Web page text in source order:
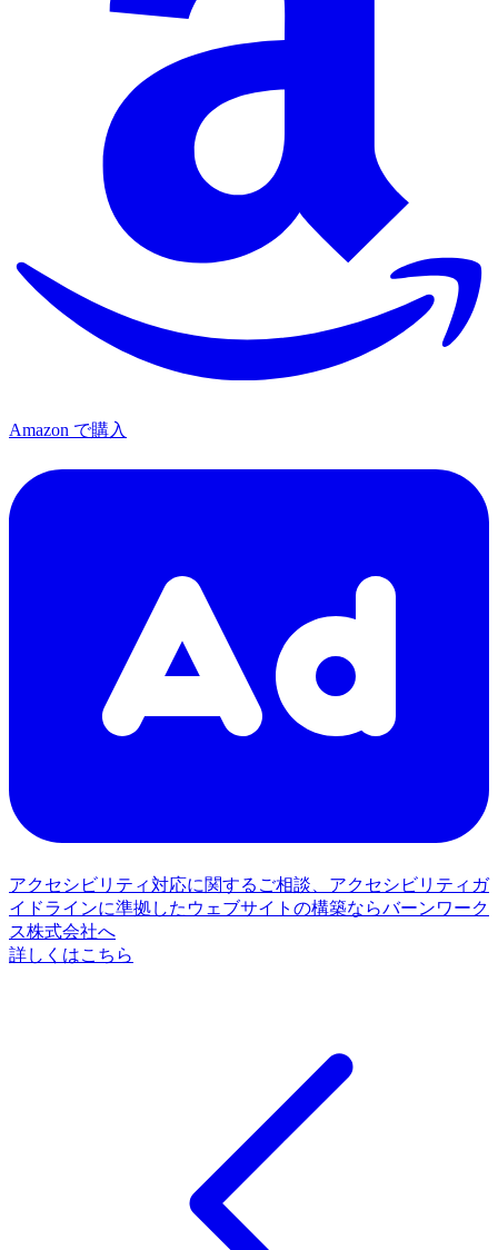
Amazon で購入
アクセシビリティ対応に関するご相談、アクセシビリティガ
イドラインに準拠したウェブサイトの構築ならバーンワーク
ス株式会社へ
詳しくはこちら